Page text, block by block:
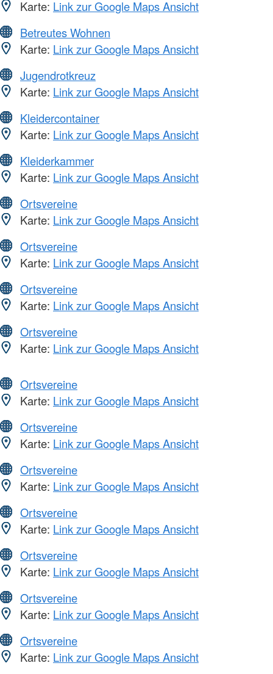
Karte: Link zur Google Maps Ansicht
Betreutes Wohnen
Karte: Link zur Google Maps Ansicht
Jugendrotkreuz
Karte: Link zur Google Maps Ansicht
Kleidercontainer
Karte: Link zur Google Maps Ansicht
Kleiderkammer
Karte: Link zur Google Maps Ansicht
Ortsvereine
Karte: Link zur Google Maps Ansicht
Ortsvereine
Karte: Link zur Google Maps Ansicht
Ortsvereine
Karte: Link zur Google Maps Ansicht
Ortsvereine
Karte: Link zur Google Maps Ansicht
Ortsvereine
Karte: Link zur Google Maps Ansicht
Ortsvereine
Karte: Link zur Google Maps Ansicht
Ortsvereine
Karte: Link zur Google Maps Ansicht
Ortsvereine
Karte: Link zur Google Maps Ansicht
Ortsvereine
Karte: Link zur Google Maps Ansicht
Ortsvereine
Karte: Link zur Google Maps Ansicht
Ortsvereine
Karte: Link zur Google Maps Ansicht